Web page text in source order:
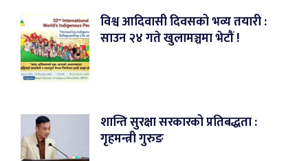
विश्व आदिवासी दिवसको भव्य तयारी :
साउन २४ गते खुलामञ्चमा भेटौं !
शान्ति सुरक्षा सरकारको प्रतिबद्धता :
गृहमन्त्री गुरुङ